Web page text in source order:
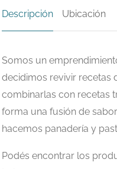
Descripción Ubicación
Somos un
decidimos revivir recetas
combinarlas con recetas
forma una fusión de
hacemos panadería y
Podés encontrar los